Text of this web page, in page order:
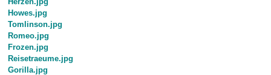
Howes.jpg
Tomlinson.jpg
Romeo.jpg
Frozen.jpg
Reisetraeume.jpg
Gorilla.jpg